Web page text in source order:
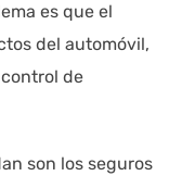
es que el
del automóvil,
de
son los seguros